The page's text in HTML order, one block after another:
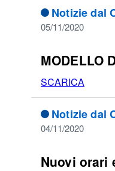
Notizie dal
05/11/2020
MODELLO
SCARICA
Notizie dal
04/11/2020
Nuovi orari